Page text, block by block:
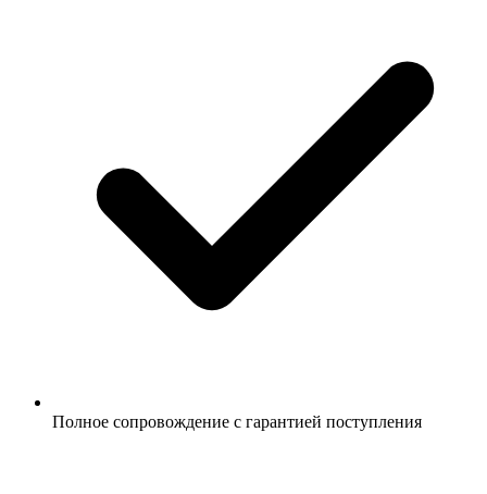
Полное сопровождение с гарантией поступления